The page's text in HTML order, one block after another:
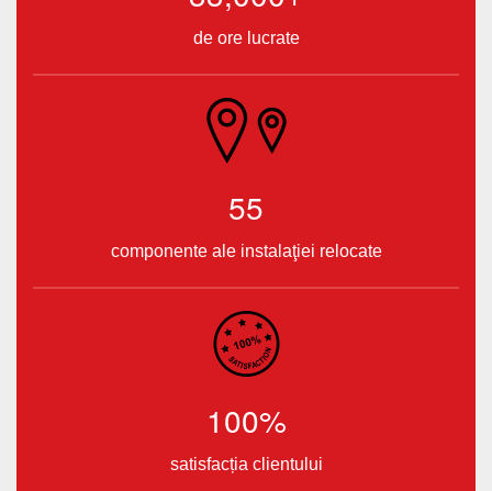
de ore lucrate
55
componente ale instalaţiei relocate
100%
satisfacția clientului